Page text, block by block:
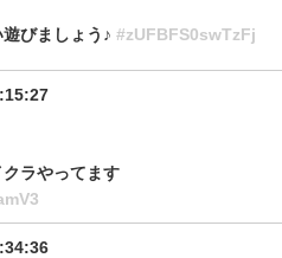
びましょう♪ #zUFBFS0swTzFj
ラやってます